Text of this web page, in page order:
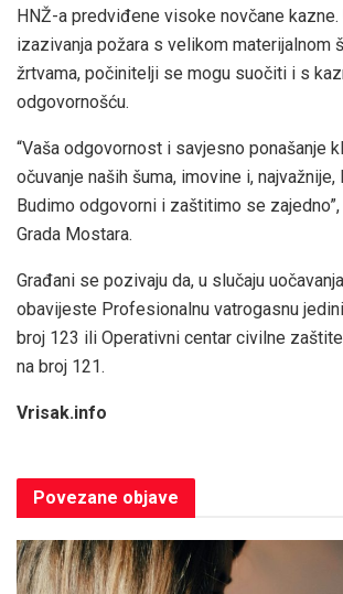
HNŽ-a predviđene visoke novčane kazne.
izazivanja požara s velikom materijalnom
žrtvama, počinitelji se mogu suočiti i s
odgovornošću.
“Vaša odgovornost i savjesno ponašanje
očuvanje naših šuma, imovine i,
Budimo odgovorni i zaštitimo se
Grada Mostara.
Građani se pozivaju da, u slučaju
obavijeste Profesionalnu vatrogasnu
broj 123 ili Operativni centar civilne
na broj 121.
Vrisak.info
Povezane objave